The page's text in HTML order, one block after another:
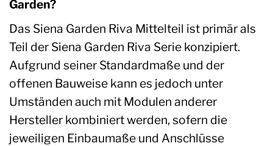
Garden?
Das Siena Garden Riva Mittelteil ist primär als
Teil der Siena Garden Riva Serie konzipiert.
Aufgrund seiner Standardmaße und der
offenen Bauweise kann es jedoch unter
Umständen auch mit Modulen anderer
Hersteller kombiniert werden, sofern die
jeweiligen Einbaumaße und Anschlüsse